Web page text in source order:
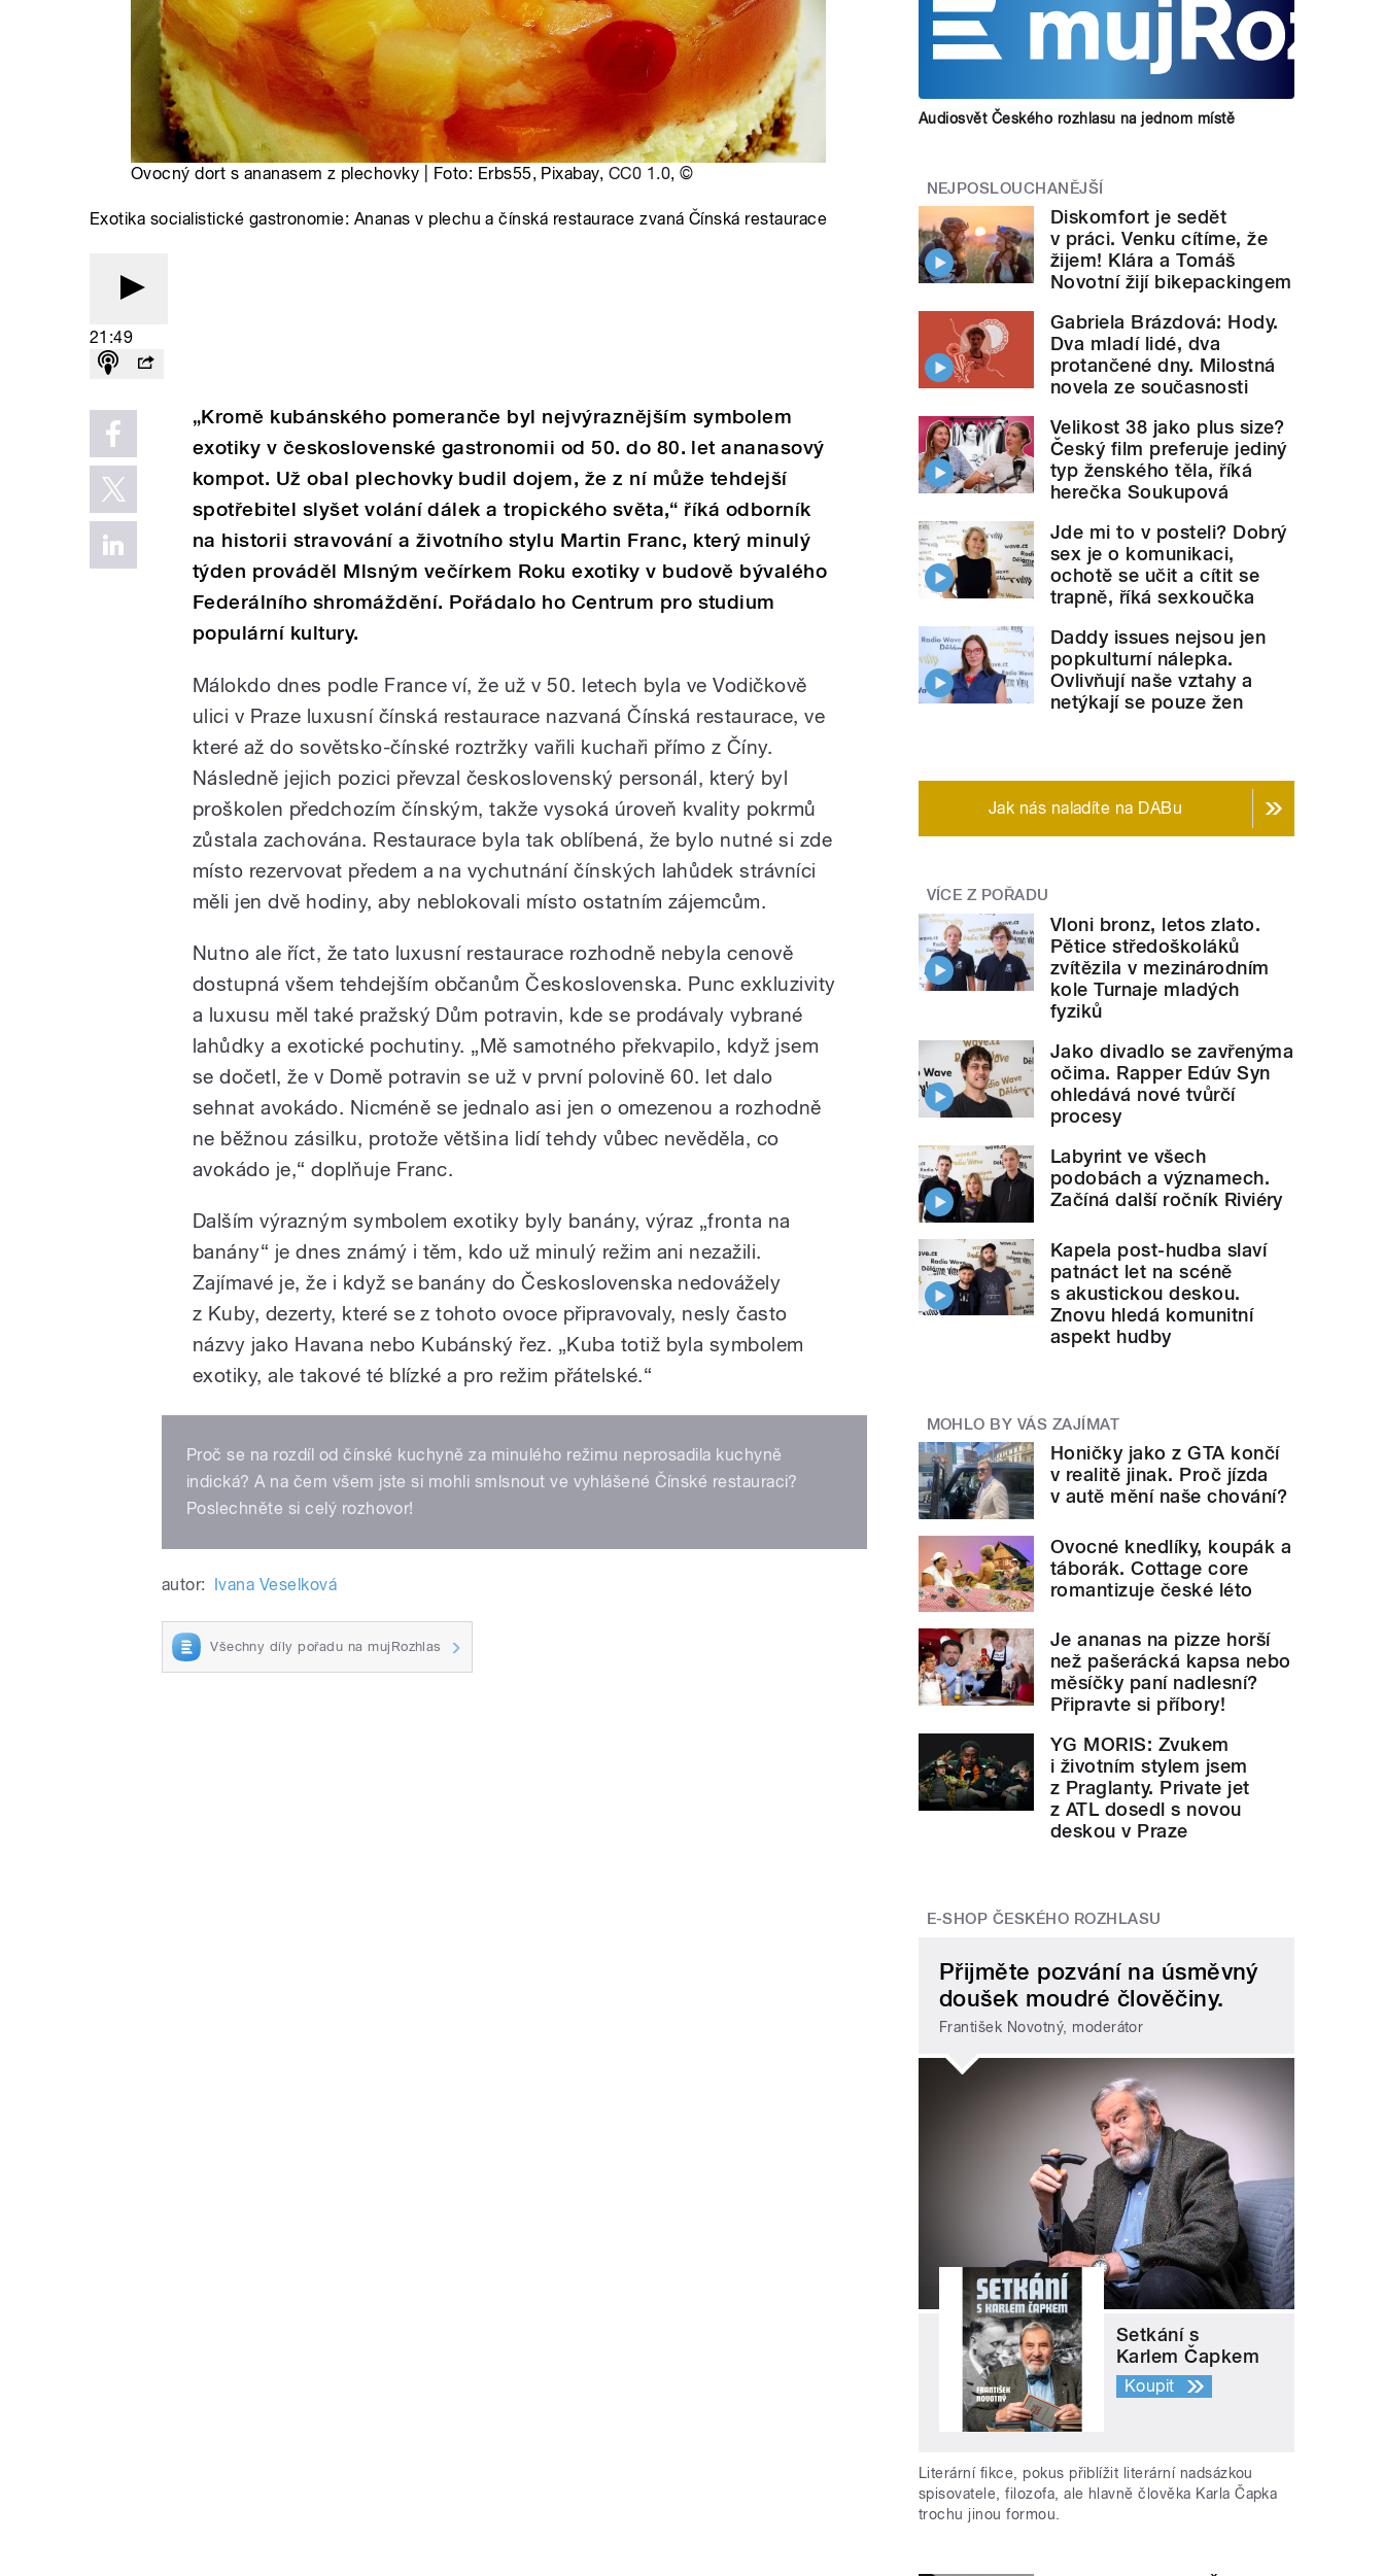
Ovocný dort s ananasem z plechovky | Foto: Erbs55, Pixabay, CC0 1.0,©
Exotika socialistické gastronomie: Ananas v plechu a čínská restaurace zvaná Čínská restaurace
21:49
„Kromě kubánského pomeranče byl nejvýraznějším symbolem
exotiky v československé gastronomii od 50. do 80. let ananasový
kompot. Už obal plechovky budil dojem, že z ní může tehdejší
spotřebitel slyšet volání dálek a tropického světa,“ říká odborník
na historii stravování a životního stylu Martin Franc, který minulý
týden prováděl Mlsným večírkem Roku exotiky v budově bývalého
Federálního shromáždění. Pořádalo ho Centrum pro studium
populární kultury.
Málokdo dnes podle France ví, že už v 50. letech byla ve Vodičkově
ulici v Praze luxusní čínská restaurace nazvaná Čínská restaurace, ve
které až do sovětsko-čínské roztržky vařili kuchaři přímo z Číny.
Následně jejich pozici převzal československý personál, který byl
proškolen předchozím čínským, takže vysoká úroveň kvality pokrmů
zůstala zachována. Restaurace byla tak oblíbená, že bylo nutné si zde
místo rezervovat předem a na vychutnání čínských lahůdek strávníci
měli jen dvě hodiny, aby neblokovali místo ostatním zájemcům.
Nutno ale říct, že tato luxusní restaurace rozhodně nebyla cenově
dostupná všem tehdejším občanům Československa. Punc exkluzivity
a luxusu měl také pražský Dům potravin, kde se prodávaly vybrané
lahůdky a exotické pochutiny. „Mě samotného překvapilo, když jsem
se dočetl, že v Domě potravin se už v první polovině 60. let dalo
sehnat avokádo. Nicméně se jednalo asi jen o omezenou a rozhodně
ne běžnou zásilku, protože většina lidí tehdy vůbec nevěděla, co
avokádo je,“ doplňuje Franc.
Dalším výrazným symbolem exotiky byly banány, výraz „fronta na
banány“ je dnes známý i těm, kdo už minulý režim ani nezažili.
Zajímavé je, že i když se banány do Československa nedovážely
z Kuby, dezerty, které se z tohoto ovoce připravovaly, nesly často
názvy jako Havana nebo Kubánský řez. „Kuba totiž byla symbolem
exotiky, ale takové té blízké a pro režim přátelské.“
Proč se na rozdíl od čínské kuchyně za minulého režimu neprosadila kuchyně
indická? A na čem všem jste si mohli smlsnout ve vyhlášené Čínské restauraci?
Poslechněte si celý rozhovor!
autor: Ivana Veselková
Všechny díly pořadu na mujRozhlas
Audiosvět Českého rozhlasu na jednom místě
NEJPOSLOUCHANĚJŠÍ
Diskomfort je sedět
v práci. Venku cítíme, že
žijem! Klára a Tomáš
Novotní žijí bikepackingem
Gabriela Brázdová: Hody.
Dva mladí lidé, dva
protančené dny. Milostná
novela ze současnosti
Velikost 38 jako plus size?
Český film preferuje jediný
typ ženského těla, říká
herečka Soukupová
Jde mi to v posteli? Dobrý
sex je o komunikaci,
ochotě se učit a cítit se
trapně, říká sexkoučka
Daddy issues nejsou jen
popkulturní nálepka.
Ovlivňují naše vztahy a
netýkají se pouze žen
Jak nás naladíte na DABu
VÍCE Z POŘADU
Vloni bronz, letos zlato.
Pětice středoškoláků
zvítězila v mezinárodním
kole Turnaje mladých
fyziků
Jako divadlo se zavřenýma
očima. Rapper Edúv Syn
ohledává nové tvůrčí
procesy
Labyrint ve všech
podobách a významech.
Začíná další ročník Riviéry
Kapela post-hudba slaví
patnáct let na scéně
s akustickou deskou.
Znovu hledá komunitní
aspekt hudby
MOHLO BY VÁS ZAJÍMAT
Honičky jako z GTA končí
v realitě jinak. Proč jízda
v autě mění naše chování?
Ovocné knedlíky, koupák a
táborák. Cottage core
romantizuje české léto
Je ananas na pizze horší
než pašerácká kapsa nebo
měsíčky paní nadlesní?
Připravte si příbory!
YG MORIS: Zvukem
i životním stylem jsem
z Praglanty. Private jet
z ATL dosedl s novou
deskou v Praze
E-SHOP ČESKÉHO ROZHLASU
Přijměte pozvání na úsměvný
doušek moudré člověčiny.
František Novotný, moderátor
Setkání s
Karlem Čapkem
Koupit
Literární fikce, pokus přiblížit literární nadsázkou
spisovatele, filozofa, ale hlavně člověka Karla Čapka
trochu jinou formou.